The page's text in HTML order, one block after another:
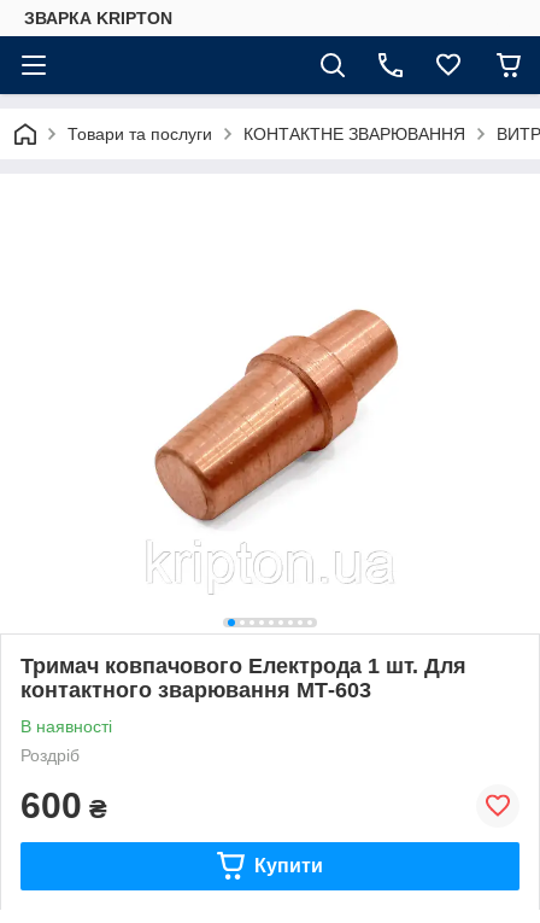
ЗВАРКА KRIPTON
Товари та послуги КОНТАКТНЕ ЗВАРЮВАННЯ
Тримач ковпачового Електрода 1 шт. Для
контактного зварювання МТ-603
В наявності
Роздріб
600 ₴
Купити